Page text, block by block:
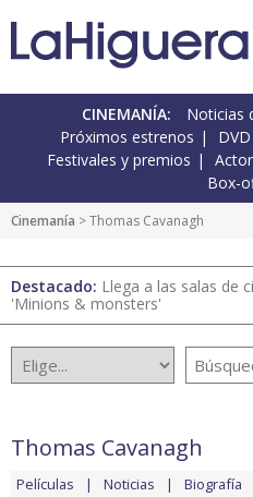
CINEMANÍA: Noticias
Próximos estrenos
DVD
Festivales y premios
Box-
Cinemanía > Thomas Cavanagh
Destacado: Llega a las salas de
'Minions & monsters'
Thomas Cavanagh
Películas Noticias Biografía